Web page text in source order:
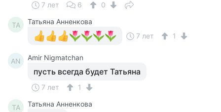
7 лет 6 0
ТА
Татьяна Анненкова
7 лет
1
AN Amir Nigmatchan
пусть всегда будет Татьяна
7 лет 1
ТА Татьяна Анненкова